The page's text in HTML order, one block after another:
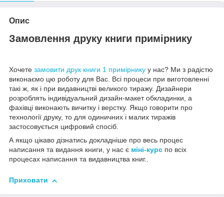
Опис
Замовлення друку книги примірнику
Хочете замовити друк книги 1 примірнику у нас? Ми з радістю
виконаємо цю роботу для Вас. Всі процеси при виготовленні
такі ж, як і при видавництві великого тиражу. Дизайнери
розроблять індивідуальний дизайн-макет обкладинки, а
фахівці виконають вичитку і верстку. Якщо говорити про
технології друку, то для одиничних і малих тиражів
застосовується цифровий спосіб.
А якщо цікаво дізнатись докладніше про весь процес
написання та видання книги, у нас є міні-курс по всіх
процесах написання та видавництва книг..
Приховати